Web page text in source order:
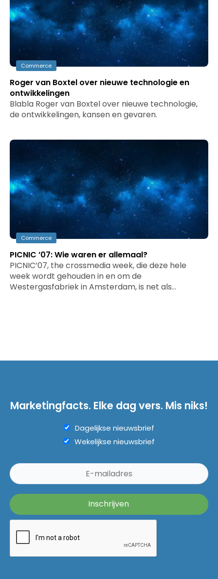
Commerce
Roger van Boxtel over nieuwe technologie en
ontwikkelingen
Blabla Roger van Boxtel over nieuwe technologie,
de ontwikkelingen, kansen en gevaren.
Commerce
PICNIC ’07: Wie waren er allemaal?
PICNIC’07, the crossmedia week, die deze hele
week wordt gehouden in en om de
Westergasfabriek in Amsterdam, is net als…
Marketingfacts. Elke dag vers. Mis niks!
Dagelijkse nieuwsbrief
Wekelijkse nieuwsbrief